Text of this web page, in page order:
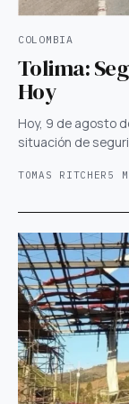
COLOMBIA
Tolima:
Hoy
Hoy, 9 de agosto
situación de
TOMAS RITCHER 5